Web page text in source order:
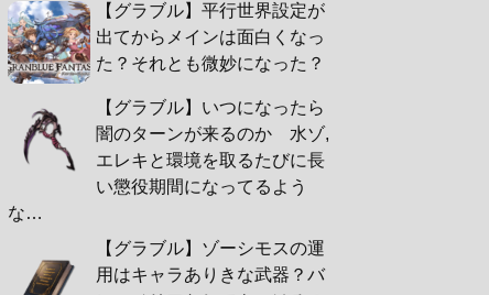
【グラブル】平行世界設定が
出てからメインは面白くなっ
た？それとも微妙になった？
【グラブル】いつになったら
闇のターンが来るのか 水ゾ,
エレキと環境を取るたびに長
い懲役期間になってるよう
な…
【グラブル】ゾーシモスの運
用はキャラありきな武器？バ